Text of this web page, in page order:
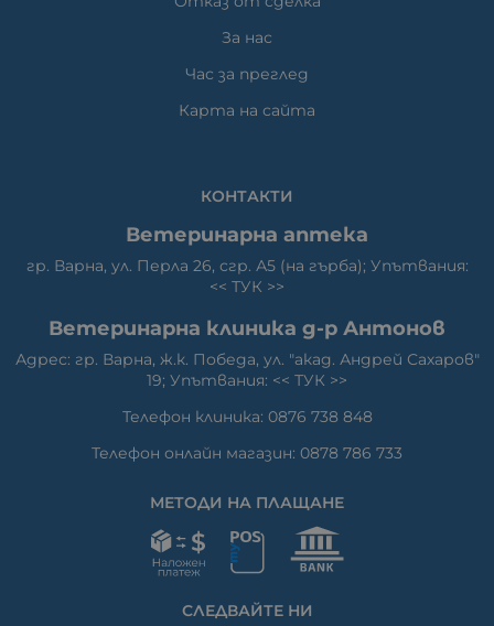
За нас
Час за преглед
Карта на сайта
КОНТАКТИ
Ветеринарна аптека
гр. Варна, ул. Перла 26, сгр. А5 (на гърба); Упътвания:
<< ТУК >>
Ветеринарна клиника д-р Антонов
Адрес: гр. Варна, ж.к. Победа, ул. "акад. Андрей Сахаров"
19; Упътвания: << ТУК >>
Телефон клиника: 0876 738 848
Телефон онлайн магазин: 0878 786 733
МЕТОДИ НА ПЛАЩАНЕ
СЛЕДВАЙТЕ НИ